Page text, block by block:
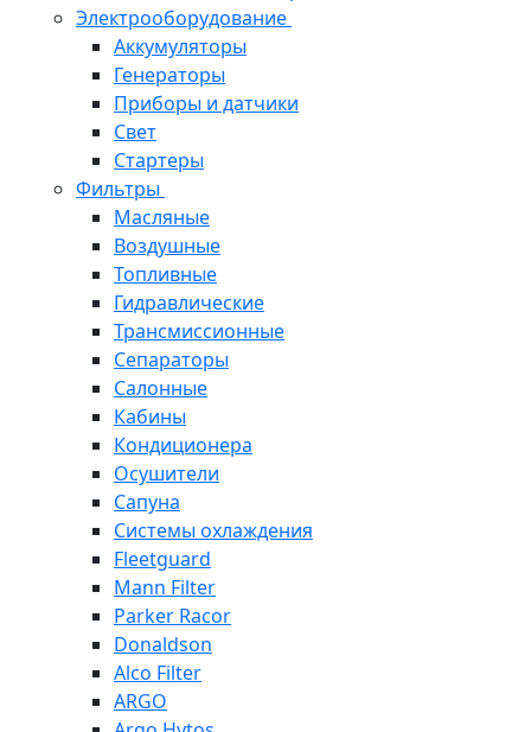
Электрооборудование
Аккумуляторы
Генераторы
Приборы и датчики
Свет
Стартеры
Фильтры
Масляные
Воздушные
Топливные
Гидравлические
Трансмиссионные
Сепараторы
Салонные
Кабины
Кондиционера
Осушители
Сапуна
Системы охлаждения
Fleetguard
Mann Filter
Parker Racor
Donaldson
Alco Filter
ARGO